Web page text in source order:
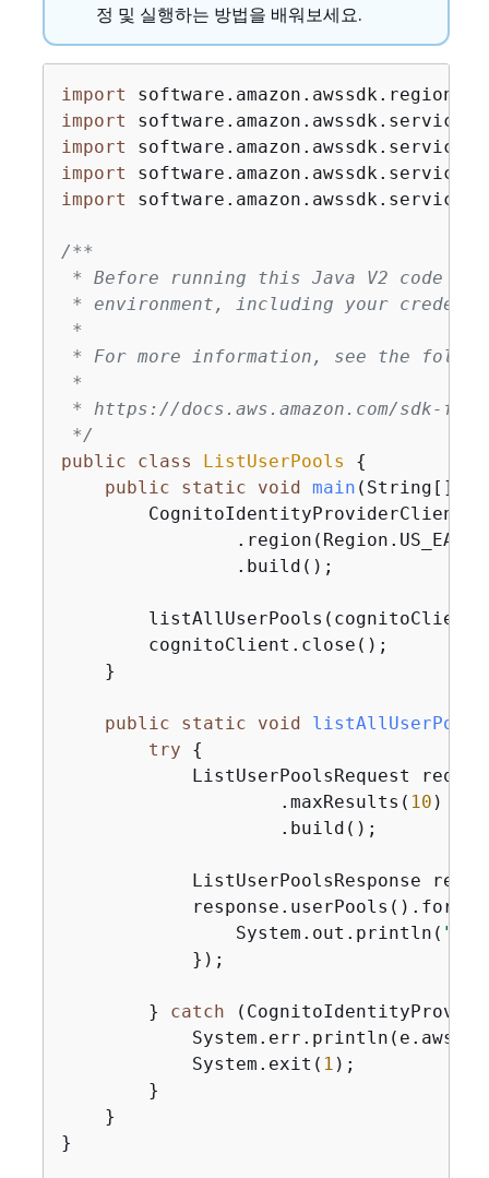
정 및 실행하는 방법을 배워보세요.
import
import
import
import
import
/**
* Before running this Java V2 code
* environment, including your
*
* For more information, see the
*
* https://docs.aws.amazon.com/sdk-
*/
public
class ListUserPools
{
public
static void main (String[]
CognitoIdentityProviderClient
                .build();
        cognitoClient.close();
    }
public static void listAllUserPools
try
{
ListUserPoolsRequest
                    .maxResults(
10 )
                    .build();
ListUserPoolsResponse
                System.out.println(
            });
        }
catch
            System.exit(
1 );
        }
    }
}